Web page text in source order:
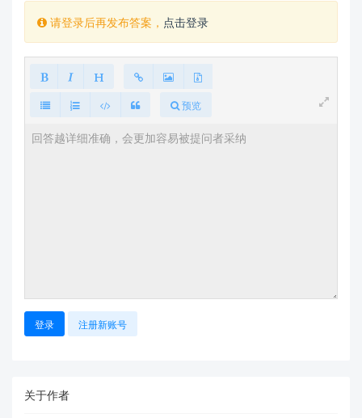
请登录后再发布答案， 点击登录
预览
登录 注册新账号
关于作者